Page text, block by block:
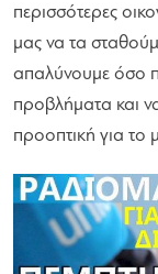
περισσότερες
μας να τα
απαλύνουμε όσο
προβλήματα και
προοπτική για το